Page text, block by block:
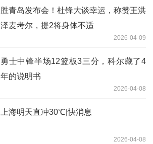
胜青岛发布会！杜锋大谈幸运，称赞王洪
泽麦考尔，提2将身体不适
2026-04-09
勇士中锋半场12篮板3三分，科尔藏了4
年的说明书
2026-04-08
上海明天直冲30℃|快消息
2026-04-08